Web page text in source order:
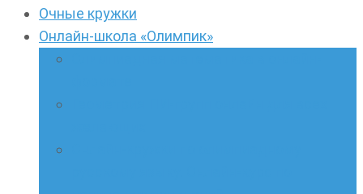
Очные кружки
Онлайн-школа «Олимпик»